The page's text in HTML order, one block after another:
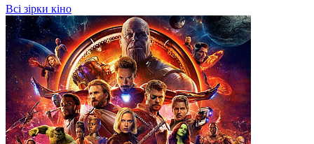
Всі зірки кіно